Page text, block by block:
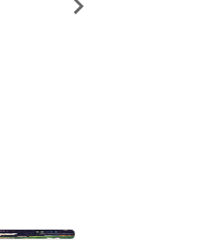
John Artmann